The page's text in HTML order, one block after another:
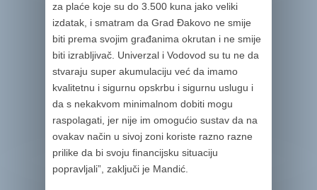
za plaće koje su do 3.500 kuna jako veliki
izdatak, i smatram da Grad Đakovo ne smije
biti prema svojim građanima okrutan i ne smije
biti izrabljivač. Univerzal i Vodovod su tu ne da
stvaraju super akumulaciju već da imamo
kvalitetnu i sigurnu opskrbu i sigurnu uslugu i
da s nekakvom minimalnom dobiti mogu
raspolagati, jer nije im omogućio sustav da na
ovakav način u sivoj zoni koriste razno razne
prilike da bi svoju financijsku situaciju
popravljali”, zaključi je Mandić.